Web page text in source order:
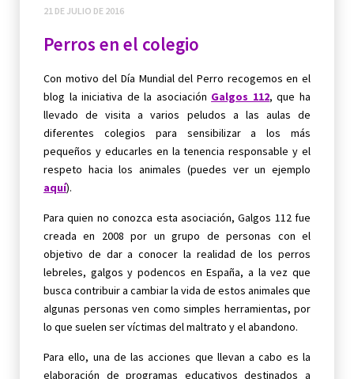
21 DE JULIO DE 2016
Perros en el colegio
Con motivo del Día Mundial del Perro recogemos en el
blog la iniciativa de la asociación Galgos 112, que ha
llevado de visita a varios peludos a las aulas de
diferentes colegios para sensibilizar a los más
pequeños y educarles en la tenencia responsable y el
respeto hacia los animales (puedes ver un ejemplo
aquí).
Para quien no conozca esta asociación, Galgos 112 fue
creada en 2008 por un grupo de personas con el
objetivo de dar a conocer la realidad de los perros
lebreles, galgos y podencos en España, a la vez que
busca contribuir a cambiar la vida de estos animales que
algunas personas ven como simples herramientas, por
lo que suelen ser víctimas del maltrato y el abandono.
Para ello, una de las acciones que llevan a cabo es la
elaboración de programas educativos destinados a